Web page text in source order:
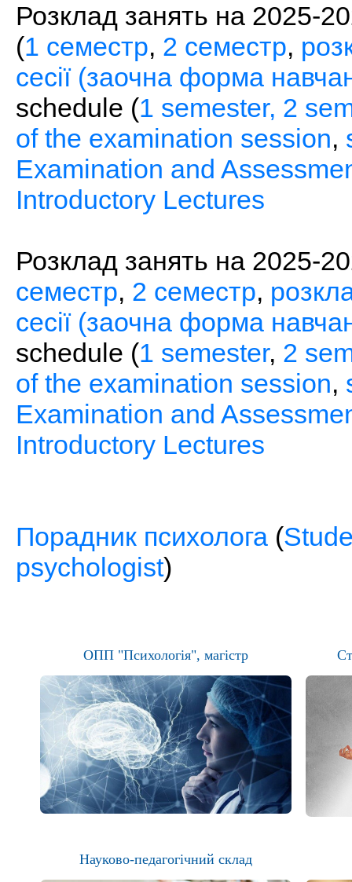
Розклад занять на 2025-
(1 семестр, 2 семестр,
сесії (заочна форма
schedule (1 semester, 2
of the examination session,
Examination and
Introductory Lectures
Розклад занять на 2025-
семестр, 2 семестр,
сесії (заочна форма
schedule (1 semester, 2
of the examination session,
Examination and
Introductory Lectures
Порадник психолога (
psychologist)
ОПП "Психологія", магістр
Науково-педагогічний склад